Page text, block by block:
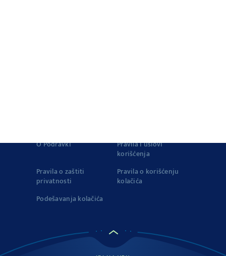
O Podravki
Pravila i uslovi
korišćenja
Pravila o zaštiti
privatnosti
Pravila o korišćenju
kolačića
Podešavanja kolačića